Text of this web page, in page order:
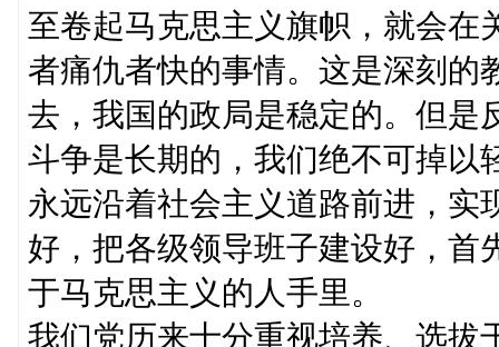
至卷起马克思主义旗帜，就会在
者痛仇者快的事情。这是深刻的
去，我国的政局是稳定的。但是
斗争是长期的，我们绝不可掉以
永远沿着社会主义道路前进，实
好，把各级领导班子建设好，首
于马克思主义的人手里。
我们党历来十分重视培养、选拔